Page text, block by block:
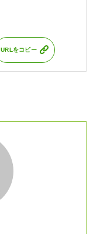
URLをコピー